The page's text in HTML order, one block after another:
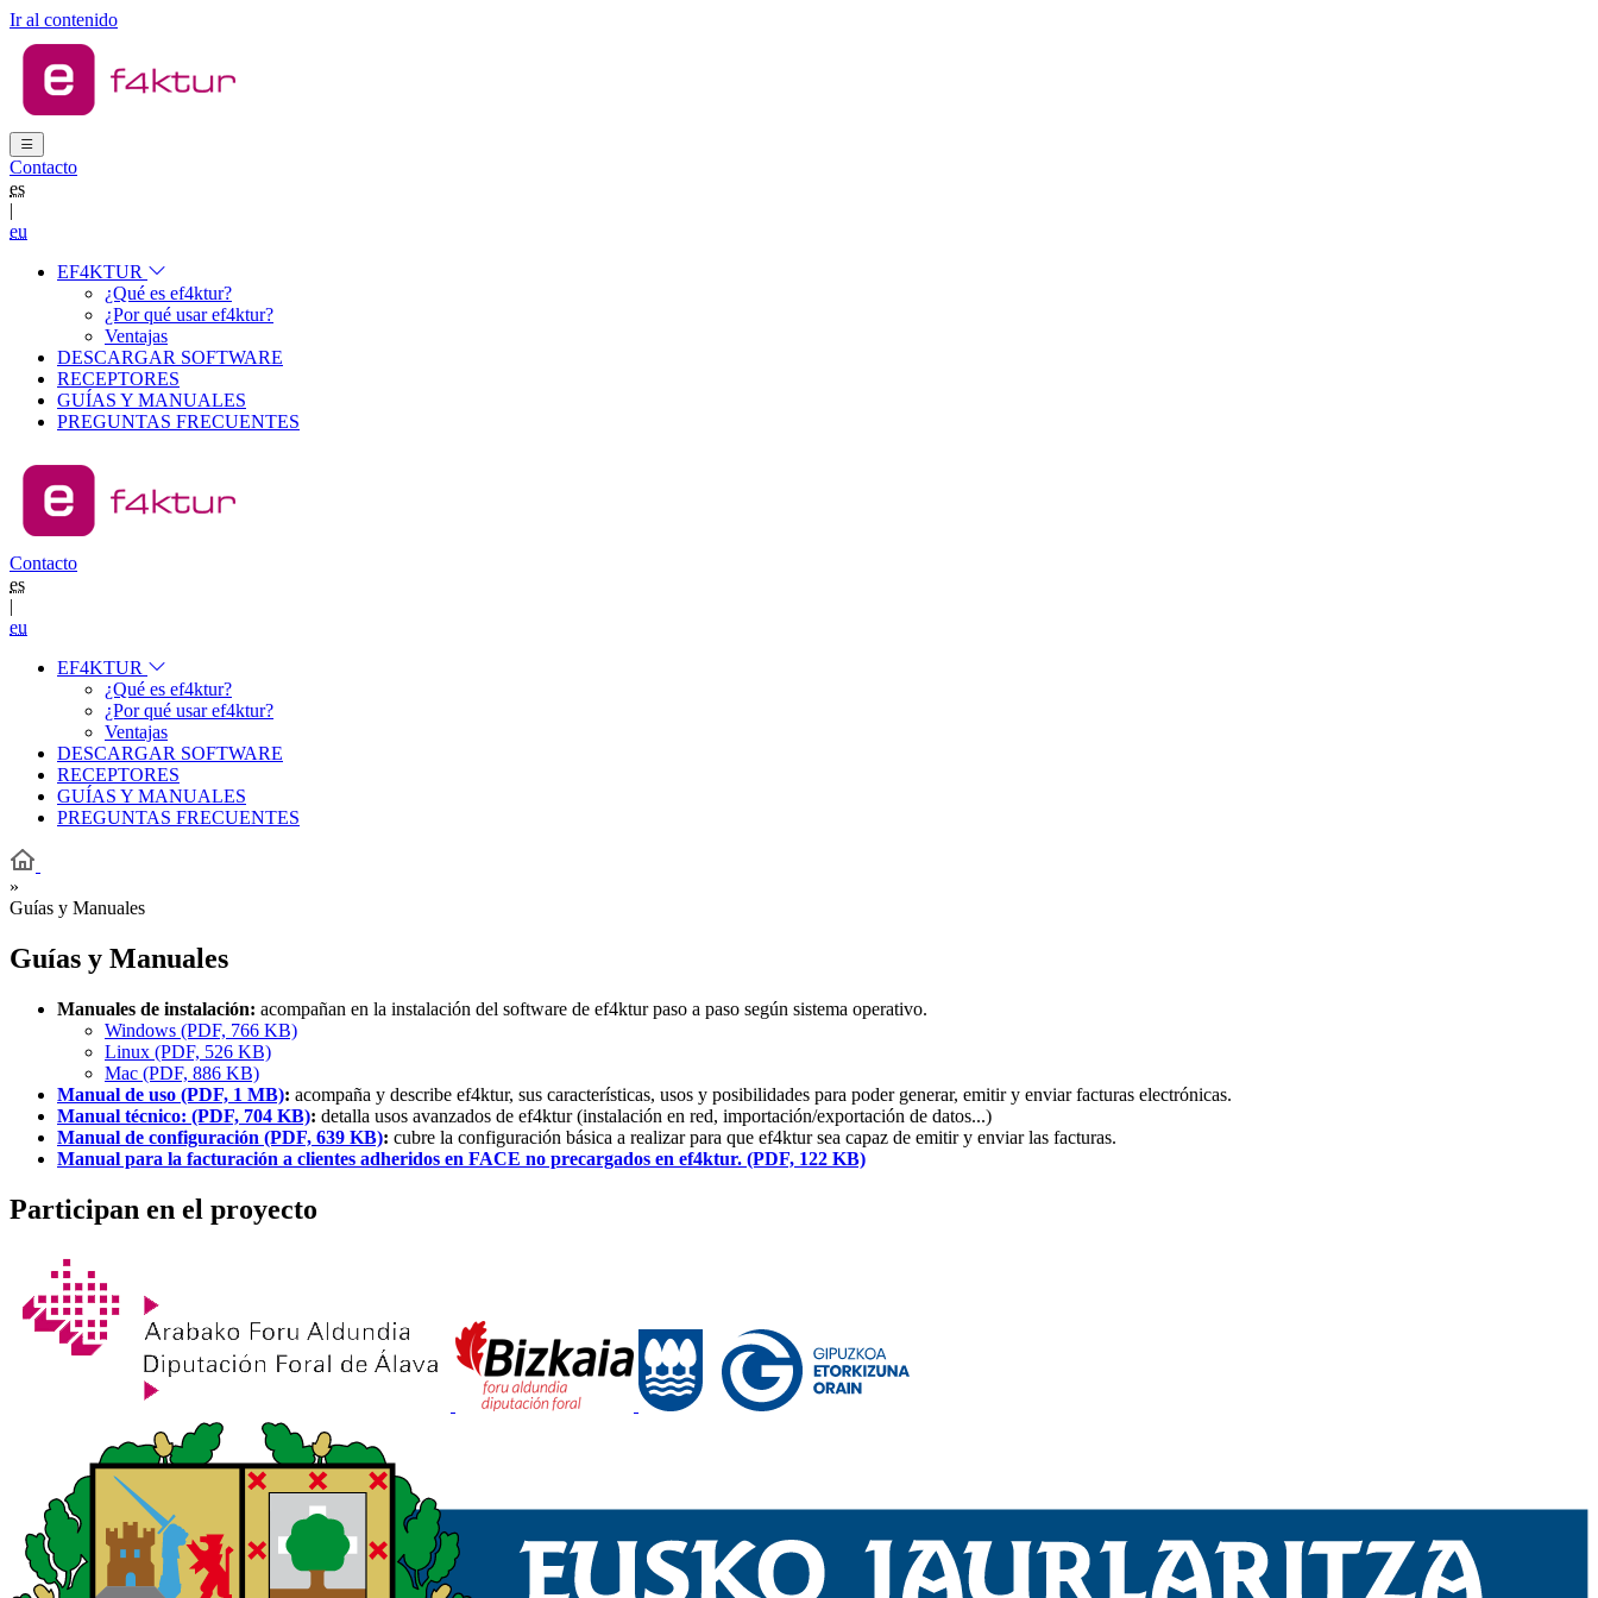
Ir al contenido
Contacto
es
|
eu
EF4KTUR
¿Qué es ef4ktur?
¿Por qué usar ef4ktur?
Ventajas
DESCARGAR SOFTWARE
RECEPTORES
GUÍAS Y MANUALES
PREGUNTAS FRECUENTES
Contacto
es
|
eu
EF4KTUR
¿Qué es ef4ktur?
¿Por qué usar ef4ktur?
Ventajas
DESCARGAR SOFTWARE
RECEPTORES
GUÍAS Y MANUALES
PREGUNTAS FRECUENTES
»
Guías y Manuales
Guías y Manuales
Manuales de instalación: acompañan en la instalación del software de ef4ktur paso a paso según sistema operativo.
Windows (PDF, 766 KB)
Linux (PDF, 526 KB)
Mac (PDF, 886 KB)
Manual de uso (PDF, 1 MB): acompaña y describe ef4ktur, sus características, usos y posibilidades para poder generar, emitir y enviar facturas electrónicas.
Manual técnico: (PDF, 704 KB): detalla usos avanzados de ef4ktur (instalación en red, importación/exportación de datos...)
Manual de configuración (PDF, 639 KB): cubre la configuración básica a realizar para que ef4ktur sea capaz de emitir y enviar las facturas.
Manual para la facturación a clientes adheridos en FACE no precargados en ef4ktur. (PDF, 122 KB)
Participan en el proyecto